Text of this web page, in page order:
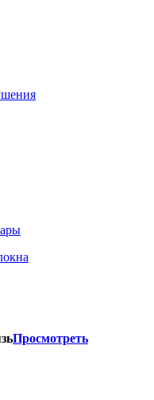
Просмотреть